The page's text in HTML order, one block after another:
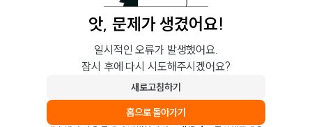
앗, 문제가 생겼어요!
일시적인 오류가 발생했어요.
잠시 후에 다시 시도해주시겠어요?
새로고침하기
홈으로 돌아가기